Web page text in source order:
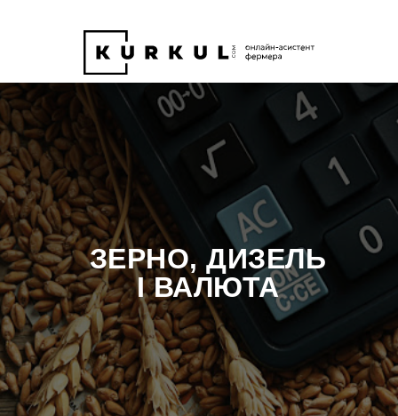
ЗЕРНО, ДИЗЕЛЬ
І ВАЛЮТА